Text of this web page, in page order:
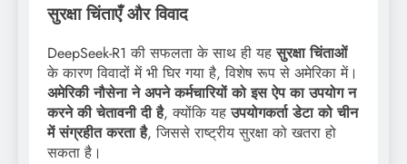
सुरक्षा चिंताएँ और विवाद
DeepSeek-R1 की सफलता के साथ ही यहसुरक्षा चिंताओं
के कारण विवादों में भी घिर गया है, विशेष रूप से अमेरिका में।
अमेरिकी नौसेना ने अपने कर्मचारियों को इस ऐप का उपयोग न
करने की चेतावनी दी है, क्योंकि यहउपयोगकर्ता डेटा को चीन
में संग्रहीत करता है, जिससे राष्ट्रीय सुरक्षा को खतरा हो
सकता है।